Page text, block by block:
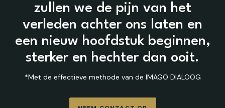
zullen we de pijn van het
verleden achter ons laten en
een nieuw hoofdstuk beginnen,
sterker en hechter dan ooit.
*Met de effectieve methode van de IMAGO DIALOOG